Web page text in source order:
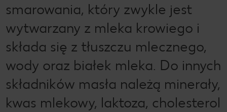
smarowania, który zwykle jest
wytwarzany z mleka krowiego i
składa się z tłuszczu mlecznego,
wody oraz białek mleka. Do innych
składników masła należą minerały,
kwas mlekowy, laktoza, cholesterol